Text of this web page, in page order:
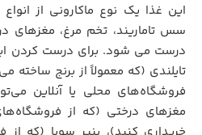
این غذا یک نوع ماکارونی از
سس تاماریند، تخم مرغ، مغزهای
درست می‌ شود. برای درست کردن این
تایلندی (که معمولاً از برنج
فروشگاه‌های محلی یا آنلاین
مغزهای درختی (که از